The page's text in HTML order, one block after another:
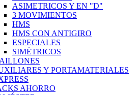
ASIMETRICOS Y EN "D"
3 MOVIMIENTOS
HMS
HMS CON ANTIGIRO
ESPECIALES
SIMÉTRICOS
Y PORTAMATERIALES
AHORRO